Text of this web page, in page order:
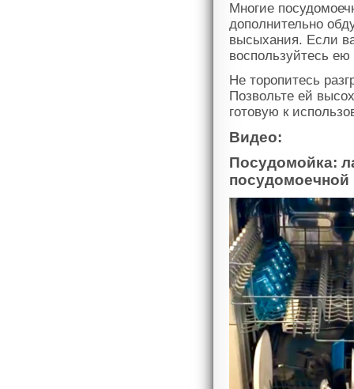
Многие
дополнительно
высыхания. Если
воспользуйтесь
Не торопитесь
Позвольте ей
готовую к
Видео:
Посудомойка: